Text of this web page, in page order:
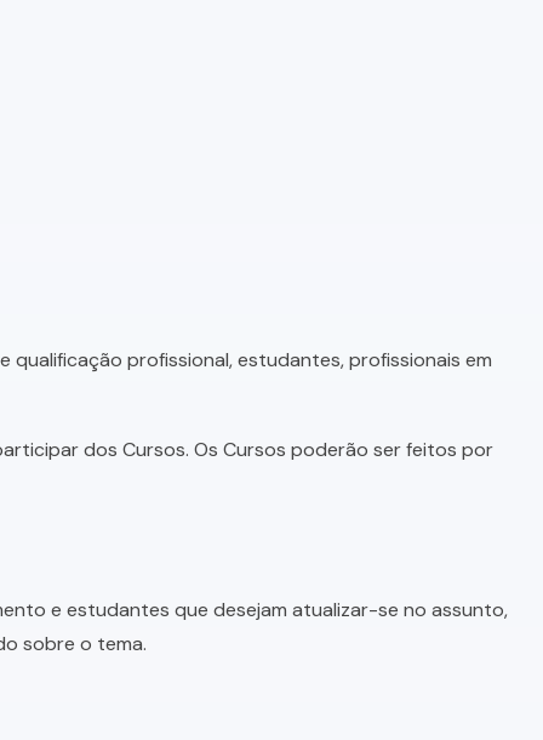
profissional, estudantes, profissionais em
dos Cursos. Os Cursos poderão ser feitos por
e estudantes que desejam atualizar-se no assunto,
sobre o tema.